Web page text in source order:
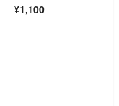
¥1,100